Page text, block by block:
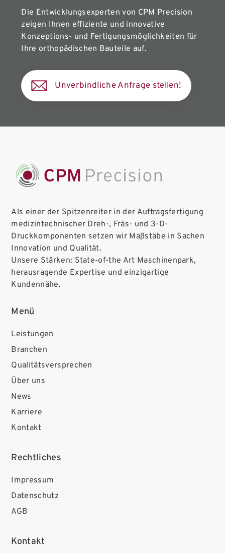
Die Entwicklungsexperten von CPM Precision
zeigen Ihnen effiziente und innovative
Konzeptions- und Fertigungsmöglichkeiten für
Ihre orthopädischen Bauteile auf.
Unverbindliche Anfrage stellen!
Als einer der Spitzenreiter in der Auftragsfertigung
medizintechnischer Dreh-, Fräs- und 3-D-
Druckkomponenten setzen wir Maßstäbe in Sachen
Innovation und Qualität.
Unsere Stärken: State-of-the Art Maschinenpark,
herausragende Expertise und einzigartige
Kundennähe.
Menü
Leistungen
Branchen
Qualitätsversprechen
Über uns
News
Karriere
Kontakt
Rechtliches
Impressum
Datenschutz
AGB
Kontakt